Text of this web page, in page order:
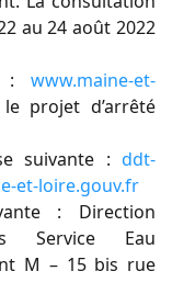
au 24 août 2022
:www.maine-et-
projet d’arrêté
suivante : ddt-
et-loire.gouv.fr
: Direction
Service Eau
M – 15 bis rue